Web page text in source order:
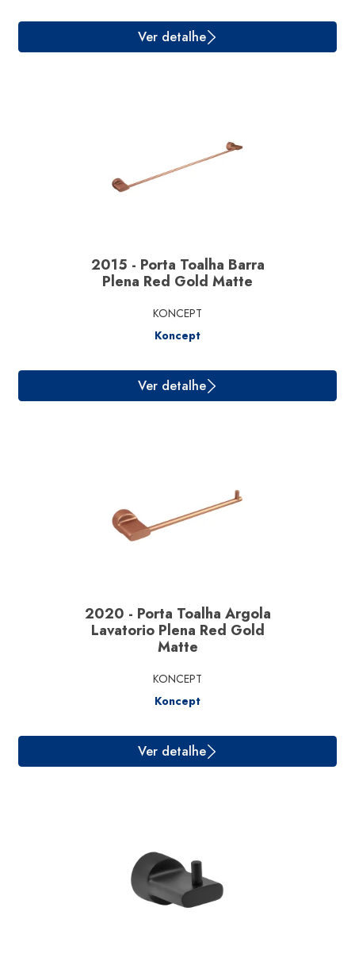
Ver detalhe
Ver detalhe
2015 - Porta Toalha Barra
Plena Red Gold Matte
KONCEPT
Koncept
2020 - Porta Toalha Argola
Lavatorio Plena Red Gold
Matte
KONCEPT
Koncept